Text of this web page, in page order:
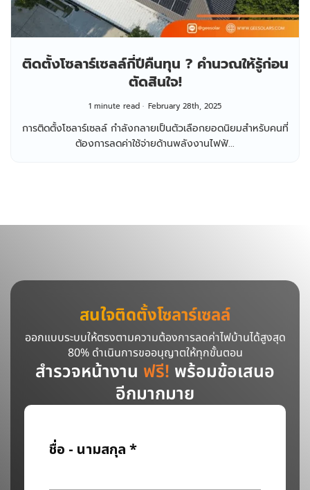
ติดตั้งโซลาร์เซลล์กี่ปีคืนทุน ? คำนวณให้รู้ก่อน
ตัดสินใจ!
1 minute read February 28th, 2025
การติดตั้งโซลาร์เซลล์ กำลังกลายเป็นตัวเลือกยอดนิยมสำหรับคนที่
ต้องการลดค่าใช้จ่ายด้านพลังงานไฟฟ้...
สนใจติดตั้งโซลาร์เซลล์
ออกแบบระบบให้ตรงตามความต้องการลดค่าไฟบ้านได้สูงสุด
80% ดำเนินการขออนุญาตให้ทุกขั้นตอน
สำรวจหน้างาน ฟรี! พร้อมข้อเสนอ
อีกมากมาย